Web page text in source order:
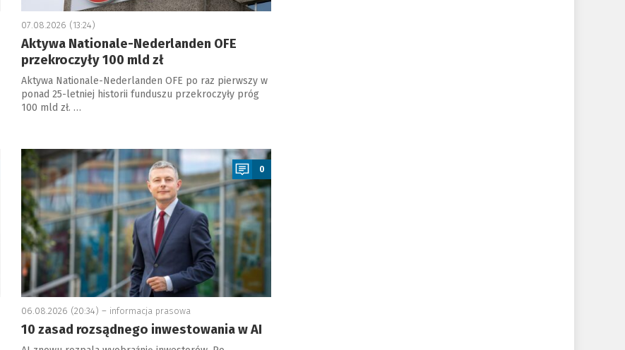
07.08.2026 (13:24)
Aktywa Nationale-Nederlanden OFE
przekroczyły 100 mld zł
Aktywa Nationale-Nederlanden OFE po raz pierwszy w
ponad 25-letniej historii funduszu przekroczyły próg
100 mld zł. …
a
0
06.08.2026 (20:34) – informacja prasowa
10 zasad rozsądnego inwestowania w AI